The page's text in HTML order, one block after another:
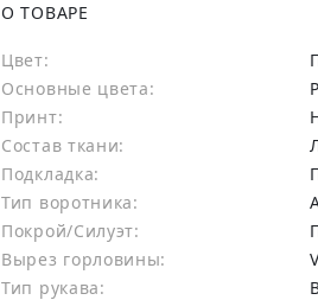
О ТОВАРЕ
Цвет:
Основные цвета:
Принт:
Состав ткани:
Подкладка:
Тип воротника:
Покрой/Силуэт:
Вырез горловины:
Тип рукава: